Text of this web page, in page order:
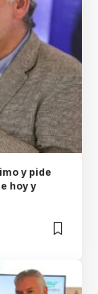
y pide
hoy y